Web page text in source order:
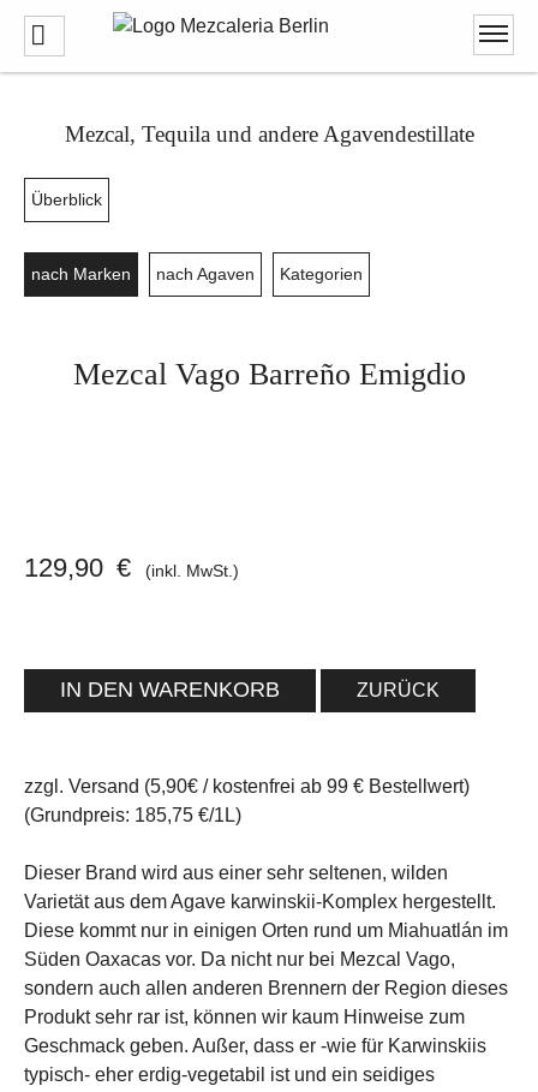
Mezcal, Tequila und andere Agavendestillate
Überblick
nach Marken nach Agaven Kategorien
Mezcal Vago Barreño Emigdio
129,90 € (inkl. MwSt.)
ZURÜCK
zzgl. Versand (5,90€ / kostenfrei ab 99 € Bestellwert)
(Grundpreis: 185,75 €/1L)
Dieser Brand wird aus einer sehr seltenen, wilden
Varietät aus dem Agave karwinskii-Komplex hergestellt.
Diese kommt nur in einigen Orten rund um Miahuatlán im
Süden Oaxacas vor. Da nicht nur bei Mezcal Vago,
sondern auch allen anderen Brennern der Region dieses
Produkt sehr rar ist, können wir kaum Hinweise zum
Geschmack geben. Außer, dass er -wie für Karwinskiis
typisch- eher erdig-vegetabil ist und ein seidiges